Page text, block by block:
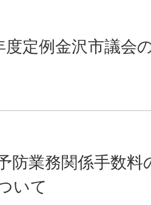
度定例金沢市議会
防業務関係手数料
いて